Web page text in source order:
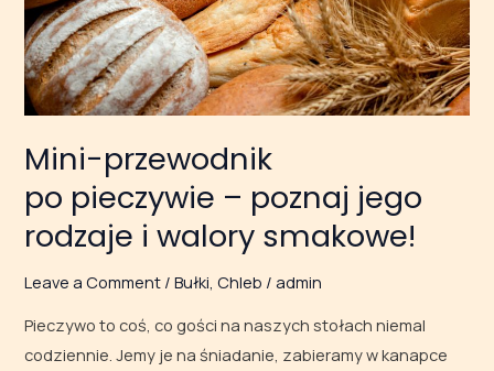
Mini-przewodnik
po pieczywie – poznaj jego
rodzaje i walory smakowe!
Leave a Comment /Bułki ,Chleb /admin
Pieczywo to coś, co gości na naszych stołach niemal
codziennie. Jemy je na śniadanie, zabieramy w kanapce
jego
rodzaje
i walory
smakowe!